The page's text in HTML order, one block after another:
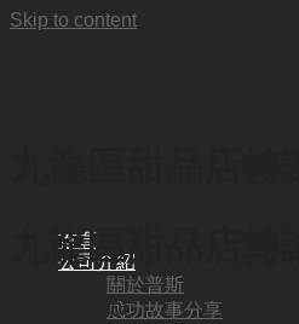
Skip to content
首頁
公司介紹
關於普斯
成功故事分享
九龍區甜品店轉
258,000